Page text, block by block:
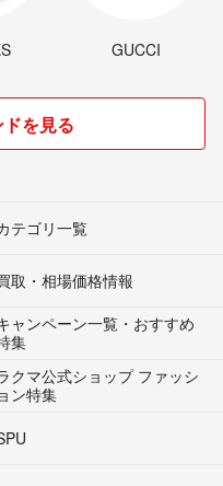
GUCCI
を見る
テゴリ一覧
取・相場価格情報
ャンペーン一覧・おすすめ
集
クマ公式ショップ ファッシ
ョン特集